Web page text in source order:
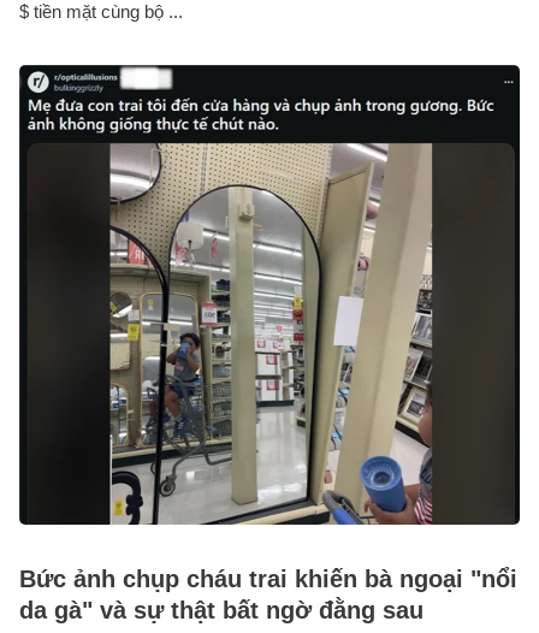
$ tiền mặt cùng bộ ...
Bức ảnh chụp cháu trai khiến bà ngoại "nổi
da gà" và sự thật bất ngờ đằng sau